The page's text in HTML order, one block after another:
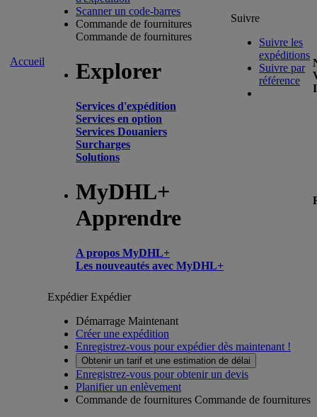
Accueil
Scanner un code-barres
Commande de fournitures
Commande de fournitures
Explorer
Services d'expédition
Services en option
Services Douaniers
Surcharges
Solutions
MyDHL+
Apprendre
A propos MyDHL+
Les nouveautés avec MyDHL+
Suivre
Suivre les
expéditions
Suivre par
référence
ExpédierExpédier
Démarrage Maintenant
Créer une expédition
Enregistrez-vous pour expédier dès maintenant !
Obtenir un tarif et une estimation de délai
Enregistrez-vous pour obtenir un devis
Planifier un enlèvement
Commande de fournitures Commande de fournitures